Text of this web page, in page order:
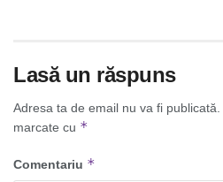
Lasă un răspuns
Adresa ta de email nu va fi publicată.
marcate cu *
Comentariu *